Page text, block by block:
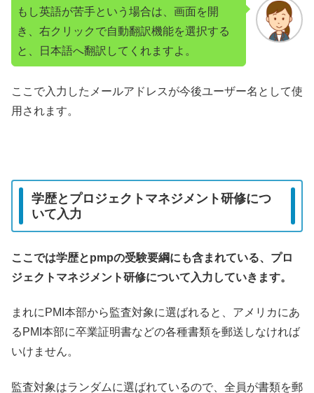
もし英語が苦手という場合は、画面を開
き、右クリックで自動翻訳機能を選択する
と、日本語へ翻訳してくれますよ。
ここで入力したメールアドレスが今後ユーザー名として使
用されます。
学歴とプロジェクトマネジメント研修につ
いて入力
ここでは学歴とpmpの受験要綱にも含まれている、プロ
ジェクトマネジメント研修について入力していきます。
まれにPMI本部から監査対象に選ばれると、アメリカにあ
るPMI本部に卒業証明書などの各種書類を郵送しなければ
いけません。
監査対象はランダムに選ばれているので、全員が書類を郵